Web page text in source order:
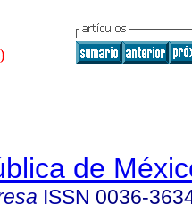
de
ISSN 0036-